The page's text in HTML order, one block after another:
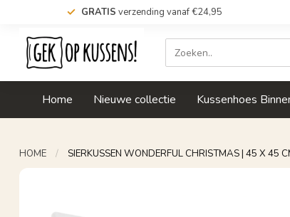
GRATIS verzending vanaf €24,95
Home Nieuwe collectie Kussenhoes
HOME / SIERKUSSEN WONDERFUL CHRISTMAS | 45 X 45